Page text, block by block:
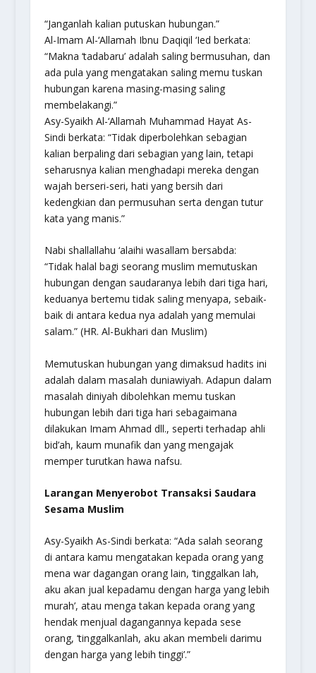
“Janganlah kalian putuskan hubungan.”
Al-Imam Al-‘Allamah Ibnu Daqiqil ‘Ied berkata:
“Makna ‘tadabaru’ adalah saling bermusuhan, dan
ada pula yang mengatakan saling memu tuskan
hubungan karena masing-masing saling
membelakangi.”
Asy-Syaikh Al-‘Allamah Muhammad Hayat As-
Sindi berkata: “Tidak diperbolehkan sebagian
kalian berpaling dari sebagian yang lain, tetapi
seharusnya kalian menghadapi mereka dengan
wajah berseri-seri, hati yang bersih dari
kedengkian dan permusuhan serta dengan tutur
kata yang manis.”
Nabi shallallahu ‘alaihi wasallam bersabda:
“Tidak halal bagi seorang muslim memutuskan
hubungan dengan saudaranya lebih dari tiga hari,
keduanya bertemu tidak saling menyapa, sebaik-
baik di antara kedua nya adalah yang memulai
salam.” (HR. Al-Bukhari dan Muslim)
Memutuskan hubungan yang dimaksud hadits ini
adalah dalam masalah duniawiyah. Adapun dalam
masalah diniyah dibolehkan memu tuskan
hubungan lebih dari tiga hari sebagaimana
dilakukan Imam Ahmad dll., seperti terhadap ahli
bid’ah, kaum munafik dan yang mengajak
memper turutkan hawa nafsu.
Larangan Menyerobot Transaksi Saudara
Sesama Muslim
Asy-Syaikh As-Sindi berkata: “Ada salah seorang
di antara kamu mengatakan kepada orang yang
mena war dagangan orang lain, ‘tinggalkan lah,
aku akan jual kepadamu dengan harga yang lebih
murah’, atau menga takan kepada orang yang
hendak menjual dagangannya kepada sese
orang, ‘tinggalkanlah, aku akan membeli darimu
dengan harga yang lebih tinggi’.”